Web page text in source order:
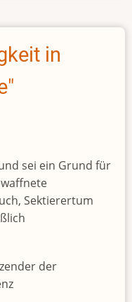
in
sei ein Grund für
Sektierertum
der